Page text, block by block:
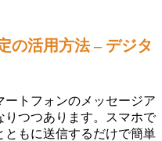
の活用方法 – デジタ
トフォンのメッセージア
りつつあります。スマホで
もに送信するだけで簡単